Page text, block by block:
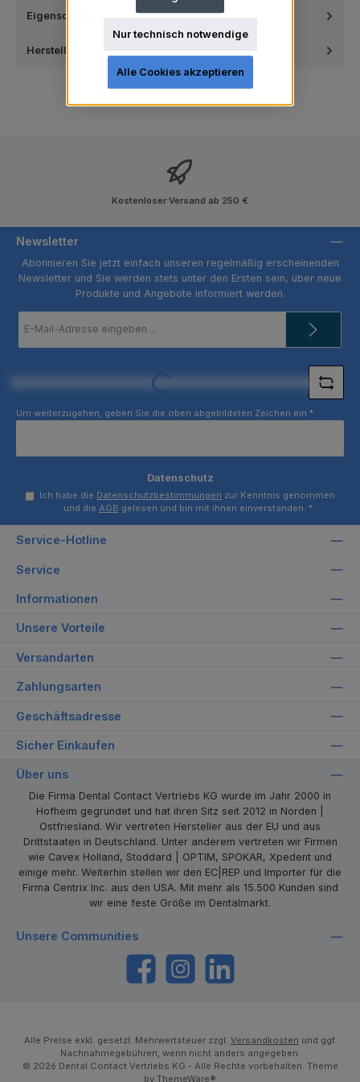
Eigenschaften
Hersteller
Kostenloser Versand ab 250 €
Newsletter
Abonnieren Sie jetzt einfach unseren regelmäßig erscheinenden
Newsletter und Sie werden stets unter den Ersten sein, über neue
Produkte und Angebote informiert werden.
Mail-
Loading...
Um weiterzugehen, geben Sie die oben abgebildeten Zeichen ein *
Datenschutz
Ich habe die Datenschutzbestimmungen zur Kenntnis genommen
und die AGB gelesen und bin mit ihnen einverstanden. *
Service-Hotline
Service
Informationen
Unsere Vorteile
Versandarten
Zahlungsarten
Geschäftsadresse
Sicher Einkaufen
Über uns
Die Firma Dental Contact Vertriebs KG wurde im Jahr 2000 in
Hofheim gegründet und hat ihren Sitz seit 2012 in Norden |
Ostfriesland. Wir vertreten Hersteller aus der EU und aus
Drittstaaten in Deutschland. Unter anderem vertreten wir Firmen
wie Cavex Holland, Stoddard | OPTIM, SPOKAR, Xpedent und
einige mehr. Weiterhin stellen wir den EC|REP und Importer für die
Firma Centrix Inc. aus den USA. Mit mehr als 15.500 Kunden sind
wir eine feste Größe im Dentalmarkt.
Unsere Communities
https://www.facebook.com/dentalcontact
Instagram LinkedIn
Alle Preise exkl. gesetzl. Mehrwertsteuer zzgl. Versandkosten und ggf.
Nachnahmegebühren, wenn nicht anders angegeben.
© 2026 Dental Contact Vertriebs KG - Alle Rechte vorbehalten. Theme
by ThemeWare®
Nur technisch notwendige
Alle Cookies akzeptieren